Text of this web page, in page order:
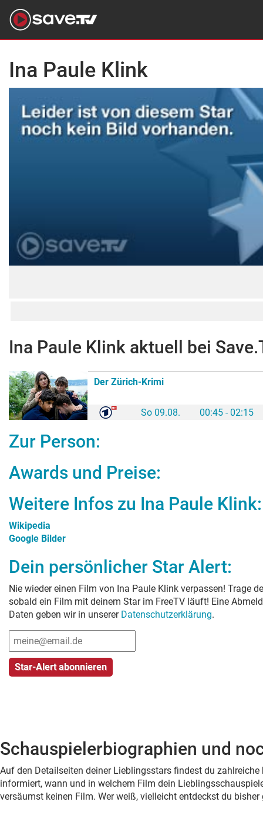
Ina Paule Klink
Ina Paule Klink aktuell bei
Der Zürich-Krimi
So 09.08. 00:45 - 02:15
Zur Person:
Awards und Preise:
Weitere Infos zu Ina Paule Klink:
Wikipedia
Google Bilder
Dein persönlicher Star Alert:
Nie wieder einen Film von Ina Paule Klink verpassen! Trage
sobald ein Film mit deinem Star im FreeTV läuft! Eine
Daten geben wir in unserer Datenschutzerklärung.
Schauspielerbiographien und
Auf den Detailseiten deiner Lieblingsstars findest du
informiert, wann und in welchem Film dein
versäumst keinen Film. Wer weiß, vielleicht entdeckst du